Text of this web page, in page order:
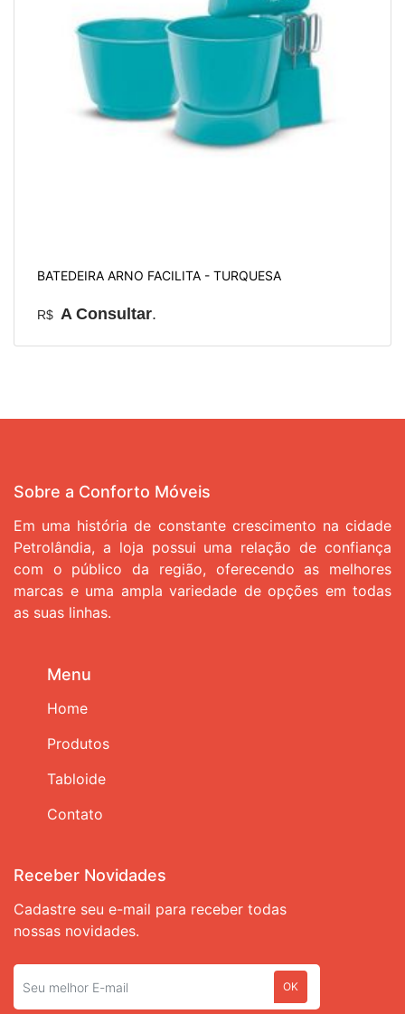
BATEDEIRA ARNO FACILITA - TURQUESA
R$ A Consultar.
Sobre a Conforto Móveis
Em uma história de constante crescimento na cidade
Petrolândia, a loja possui uma relação de confiança
com o público da região, oferecendo as melhores
marcas e uma ampla variedade de opções em todas
as suas linhas.
Menu
Home
Produtos
Tabloide
Contato
Receber Novidades
Cadastre seu e-mail para receber todas
nossas novidades.
OK